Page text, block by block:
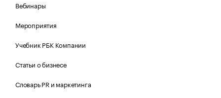
Вебинары
Мероприятия
Учебник РБК Компании
Статьи о бизнесе
Словарь PR и маркетинга